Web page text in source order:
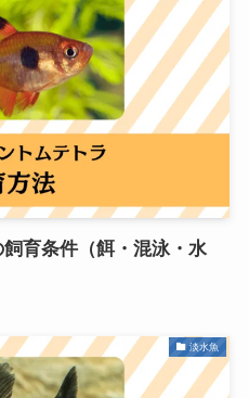
育条件（餌・混泳・水
淡水魚